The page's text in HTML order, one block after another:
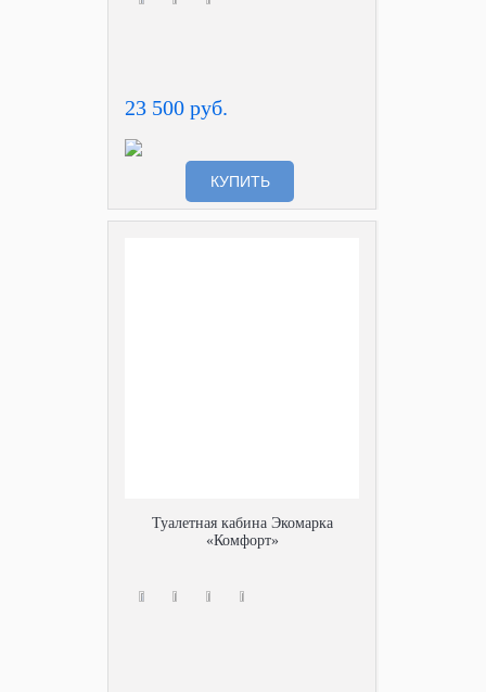
23 500 руб.
КУПИТЬ
Туалетная кабина Экомарка
«Комфорт»